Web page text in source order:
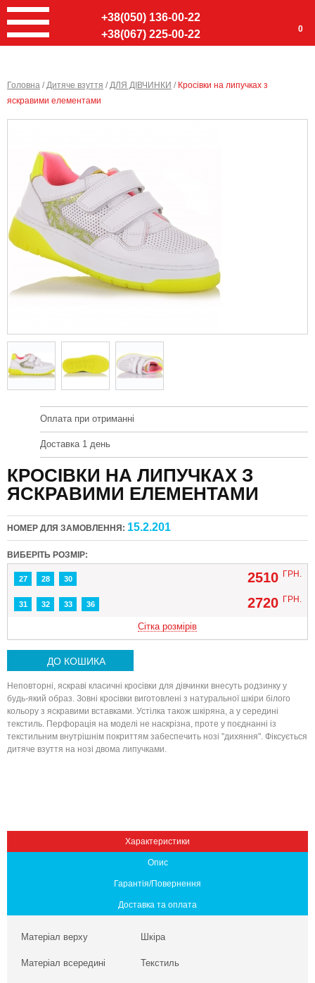
+38(050) 136-00-22
+38(067) 225-00-22
0
Головна /Дитяче взуття /ДЛЯ ДІВЧИНКИ / Кросівки на липучках з
яскравими елементами
Оплата при отриманні
Доставка 1 день
КРОСІВКИ НА ЛИПУЧКАХ З
ЯСКРАВИМИ ЕЛЕМЕНТАМИ
НОМЕР ДЛЯ ЗАМОВЛЕННЯ: 15.2.201
ВИБЕРІТЬ РОЗМІР:
27 28 30 2510 ГРН.
31 32 33 36 2720 ГРН.
Сітка розмірів
ДО КОШИКА
Неповторні, яскраві класичні кросівки для дівчинки внесуть родзинку у
будь-який образ. Зовні кросівки виготовлені з натуральної шкіри білого
кольору з яскравими вставками. Устілка також шкіряна, а у середині
текстиль. Перфорація на моделі не наскрізна, проте у поєднанні із
текстильним внутрішнім покриттям забеспечить нозі "дихяння". Фіксується
дитяче взуття на нозі двома липучками.
Характеристики
Опис
Гарантія/Повернення
Доставка та оплата
Матеріал верху Шкіра
Матеріал всередині Текстиль